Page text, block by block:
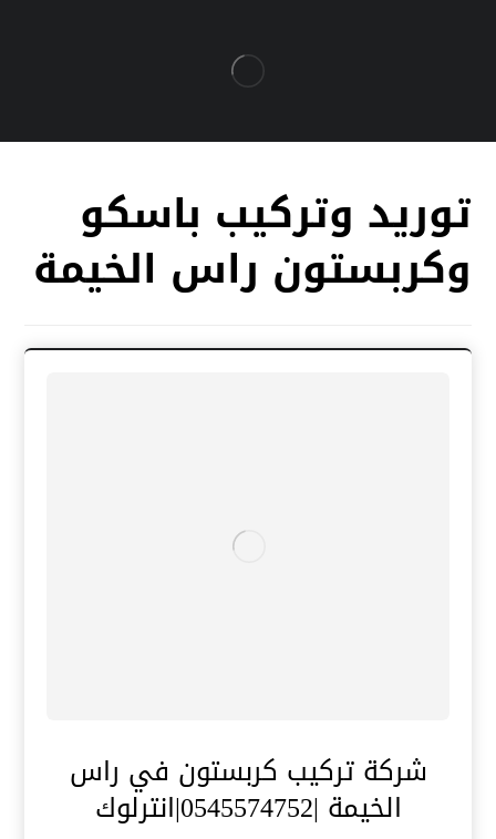
توريد وتركيب باسكو
وكربستون راس الخيمة
شركة تركيب كربستون في راس
الخيمة |0545574752|انترلوك